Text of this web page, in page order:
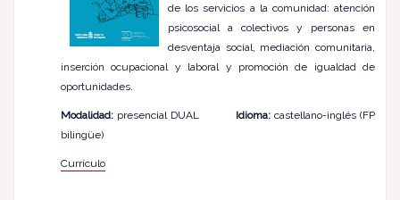
de los servicios a la comunidad: atención
psicosocial a colectivos y personas en
desventaja social, mediación comunitaria,
inserción ocupacional y laboral y promoción de igualdad de
oportunidades.
Modalidad: presencial DUAL Idioma: castellano-inglés (FP
bilingüe)
Currículo